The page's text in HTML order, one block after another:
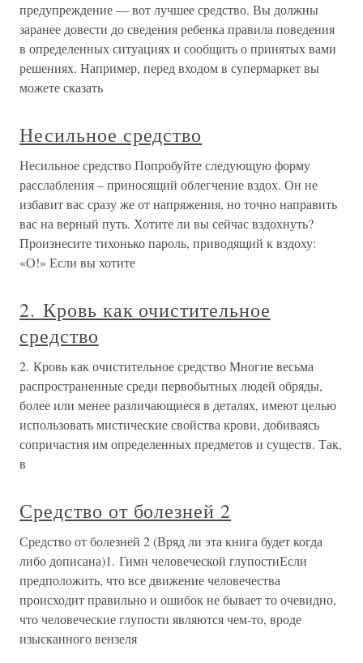
предупреждение — вот лучшее средство. Вы должны
заранее довести до сведения ребенка правила поведения
в определенных ситуациях и сообщить о принятых вами
решениях. Например, перед входом в супермаркет вы
можете сказать
Несильное средство
Несильное средство Попробуйте следующую форму
расслабления – приносящий облегчение вздох. Он не
избавит вас сразу же от напряжения, но точно направить
вас на верный путь. Хотите ли вы сейчас вздохнуть?
Произнесите тихонько пароль, приводящий к вздоху:
«О!» Если вы хотите
2. Кровь как очистительное
средство
2. Кровь как очистительное средство Многие весьма
распространенные среди первобытных людей обряды,
более или менее различающиеся в деталях, имеют целью
использовать мистические свойства крови, добиваясь
сопричастия им определенных предметов и существ. Так,
в
Средство от болезней 2
Средство от болезней 2 (Вряд ли эта книга будет когда
либо дописана)1. Гимн человеческой глупостиЕсли
предположить, что все движение человечества
происходит правильно и ошибок не бывает то очевидно,
что человеческие глупости являются чем-то, вроде
изысканного вензеля